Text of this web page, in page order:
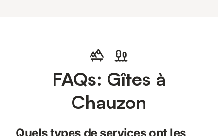
FAQs: Gîtes à
Chauzon
Quels types de services ont les